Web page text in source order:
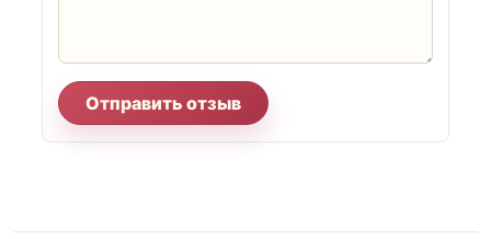
Отправить отзыв